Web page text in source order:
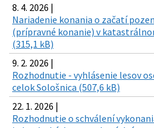
8. 4. 2026 |
Nariadenie konania o začatí
(prípravné konanie) v
(315,1 kB)
9. 2. 2026 |
Rozhodnutie - vyhlásenie lesov
celok Sološnica (507,6 kB)
22. 1. 2026 |
Rozhodnutie o schválení